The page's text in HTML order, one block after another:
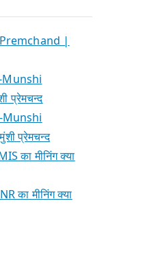
|
Munshi
प्रेमचन्द
प्रेमचन्द
का मीनिंग क्या
का मीनिंग क्या